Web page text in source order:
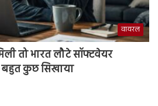
वायरल
तो भारत लौटे सॉफ्टवेयर
बहुत कुछ सिखाया